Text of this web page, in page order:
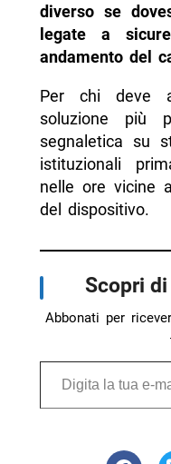
diverso se
legate a
andamento del
Per chi deve
soluzione più
segnaletica su
istituzionali
nelle ore vicine
del dispositivo.
Scopri
Abbonati per
Digita la tua e-mail...